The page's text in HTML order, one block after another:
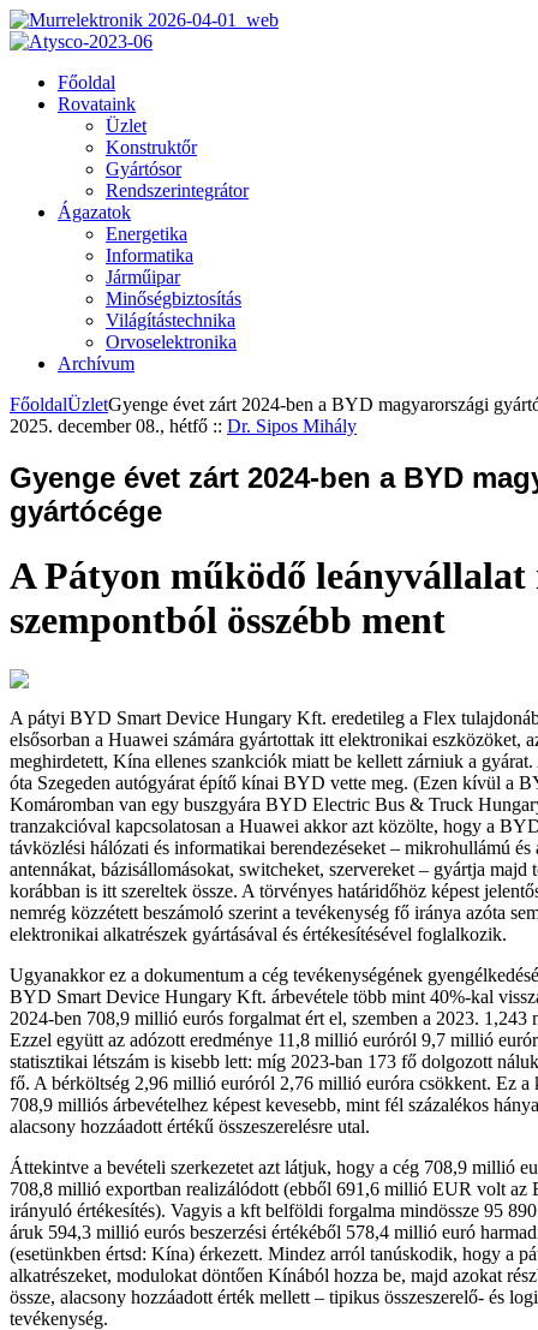
Főoldal
Rovataink
Üzlet
Konstruktőr
Gyártósor
Rendszerintegrátor
Ágazatok
Energetika
Informatika
Járműipar
Minőségbiztosítás
Világítástechnika
Orvoselektronika
Archívum
FőoldalÜzletGyenge évet zárt 2024-ben a BYD magyarországi
2025. december 08., hétfő :: Dr. Sipos Mihály
Gyenge évet zárt 2024-ben a BYD
gyártócége
A Pátyon működő leányvállalat
szempontból összébb ment
A pátyi BYD Smart Device Hungary Kft. eredetileg a Flex
elsősorban a Huawei számára gyártottak itt elektronikai eszközöket,
meghirdetett, Kína ellenes szankciók miatt be kellett zárniuk a
óta Szegeden autógyárat építő kínai BYD vette meg. (Ezen kívül a
Komáromban van egy buszgyára BYD Electric Bus & Truck
tranzakcióval kapcsolatosan a Huawei akkor azt közölte, hogy a
távközlési hálózati és informatikai berendezéseket – mikrohullámú és
antennákat, bázisállomásokat, switcheket, szervereket – gyártja majd
korábban is itt szereltek össze. A törvényes határidőhöz képest
nemrég közzétett beszámoló szerint a tevékenység fő iránya azóta
elektronikai alkatrészek gyártásával és értékesítésével foglalkozik.
Ugyanakkor ez a dokumentum a cég tevékenységének
BYD Smart Device Hungary Kft. árbevétele több mint 40%-kal
2024-ben 708,9 millió eurós forgalmat ért el, szemben a 2023. 1,243
Ezzel együtt az adózott eredménye 11,8 millió euróról 9,7 millió
statisztikai létszám is kisebb lett: míg 2023-ban 173 fő dolgozott
fő. A bérköltség 2,96 millió euróról 2,76 millió euróra csökkent. Ez a
708,9 milliós árbevételhez képest kevesebb, mint fél százalékos
alacsony hozzáadott értékű összeszerelésre utal.
Áttekintve a bevételi szerkezetet azt látjuk, hogy a cég 708,9 millió
708,8 millió exportban realizálódott (ebből 691,6 millió EUR volt az
irányuló értékesítés). Vagyis a kft belföldi forgalma mindössze 95
áruk 594,3 millió eurós beszerzési értékéből 578,4 millió euró
(esetünkben értsd: Kína) érkezett. Mindez arról tanúskodik, hogy a
alkatrészeket, modulokat döntően Kínából hozza be, majd azokat
össze, alacsony hozzáadott érték mellett – tipikus összeszerelő- és
tevékenység.